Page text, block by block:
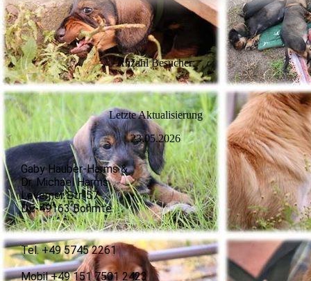
Anzahl Besucher:
Letzte Aktualisierung
23.05.2026
Gaby Hauber-Harms &
Dr. Michael Harms
Leverner Str. 57
DE-49163 Bohmte
Tel. +49 5745 2261
Mobil +49 151 7501 2423